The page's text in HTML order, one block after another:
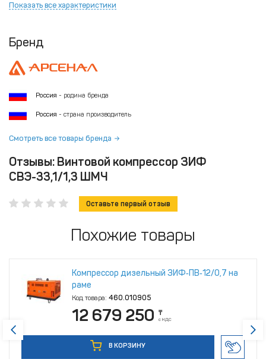
Показать все характеристики
Бренд
Россия - родина бренда
Россия - страна производитель
Смотреть все товары бренда
Отзывы: Винтовой компрессор ЗИФ
СВЭ-33,1/1,3 ШМЧ
Оставьте первый отзыв
Похожие товары
Компрессор дизельный ЗИФ‑ПВ‑12/0,7 на
раме
Код товара: 460.010905
12 679 250 ₸
с НДС
В КОРЗИНУ